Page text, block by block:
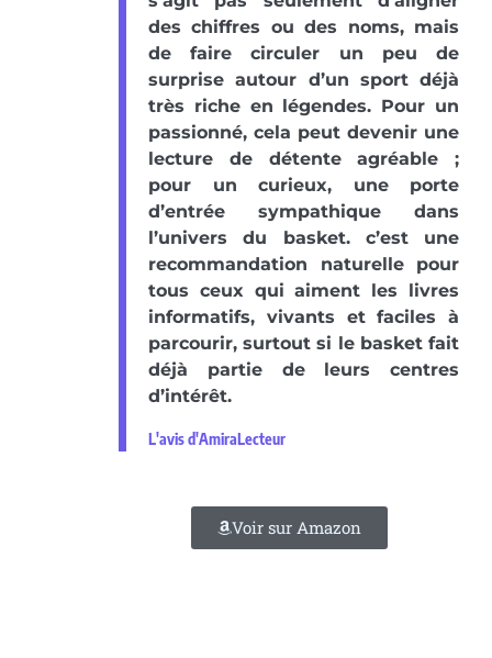
des chiffres ou des noms, mais
de faire circuler un peu de
surprise autour d’un sport déjà
très riche en légendes. Pour un
passionné, cela peut devenir une
lecture de détente agréable ;
pour un curieux, une porte
d’entrée sympathique dans
l’univers du basket. c’est une
recommandation naturelle pour
tous ceux qui aiment les livres
informatifs, vivants et faciles à
parcourir, surtout si le basket fait
déjà partie de leurs centres
d’intérêt.
L'avis d'AmiraLecteur
Voir sur Amazon